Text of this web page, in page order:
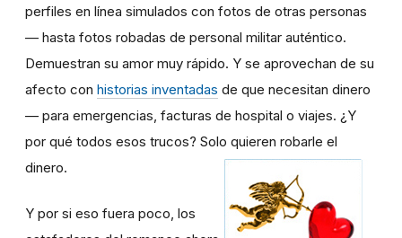
perfiles en línea simulados con fotos de otras personas
— hasta fotos robadas de personal militar auténtico.
Demuestran su amor muy rápido. Y se aprovechan de su
afecto con historias inventadas de que necesitan dinero
— para emergencias, facturas de hospital o viajes. ¿Y
por qué todos esos trucos? Solo quieren robarle el
dinero.
Y por si eso fuera poco, los